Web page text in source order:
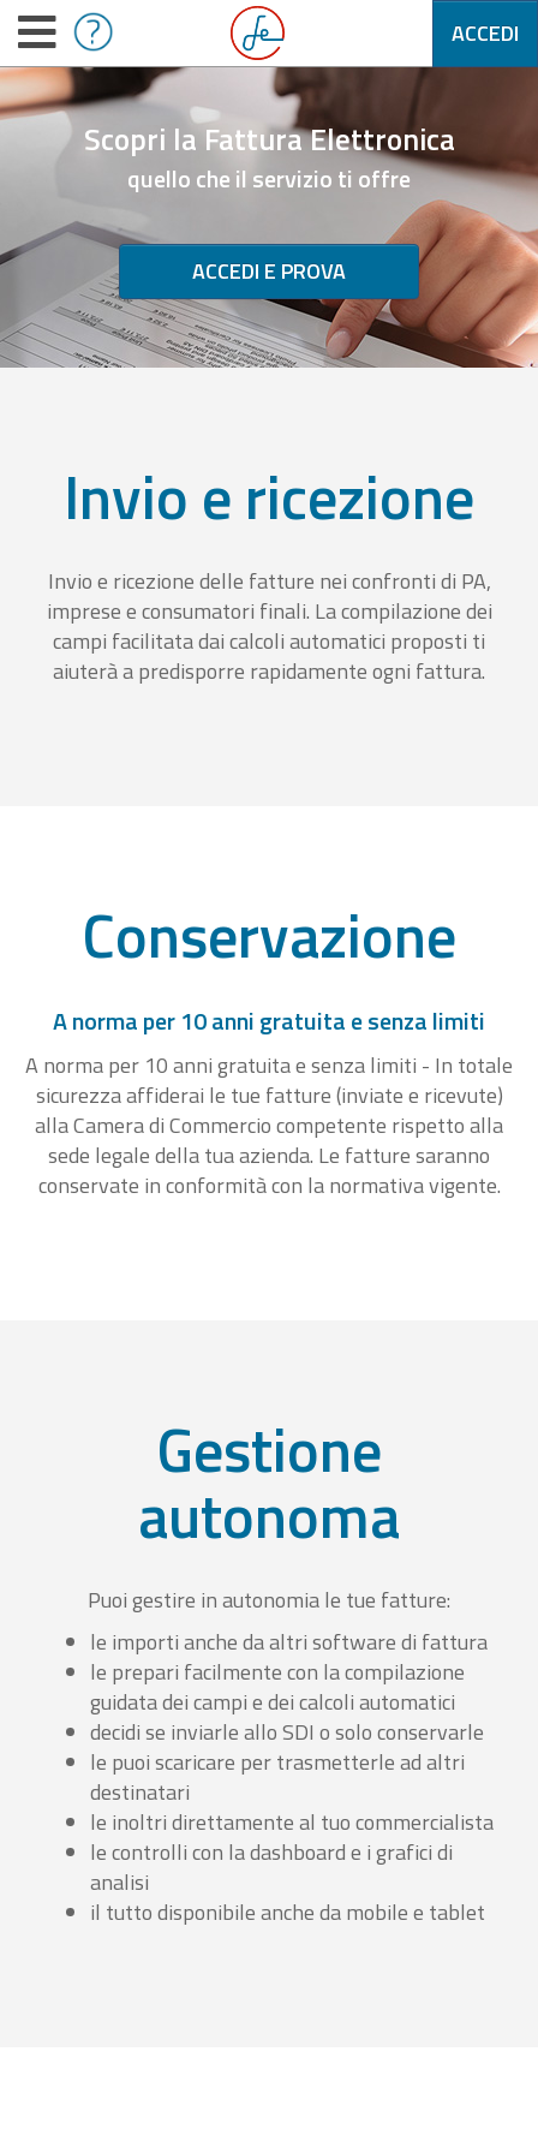
ACCEDI
Scopri la Fattura Elettronica
quello che il servizio ti offre
ACCEDI E PROVA
Invio e ricezione
Invio e ricezione delle fatture nei confronti di PA,
imprese e consumatori finali. La compilazione dei
campi facilitata dai calcoli automatici proposti ti
aiuterà a predisporre rapidamente ogni fattura.
Conservazione
A norma per 10 anni gratuita e senza limiti
A norma per 10 anni gratuita e senza limiti - In totale
sicurezza affiderai le tue fatture (inviate e ricevute)
alla Camera di Commercio competente rispetto alla
sede legale della tua azienda. Le fatture saranno
conservate in conformità con la normativa vigente.
Gestione
autonoma
Puoi gestire in autonomia le tue fatture:
le importi anche da altri software di fattura
le prepari facilmente con la compilazione
guidata dei campi e dei calcoli automatici
decidi se inviarle allo SDI o solo conservarle
le puoi scaricare per trasmetterle ad altri
destinatari
le inoltri direttamente al tuo commercialista
le controlli con la dashboard e i grafici di
analisi
il tutto disponibile anche da mobile e tablet